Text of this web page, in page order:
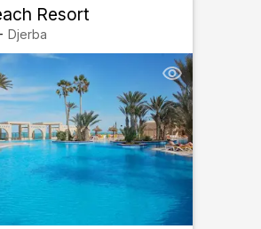
Resort
Djerba